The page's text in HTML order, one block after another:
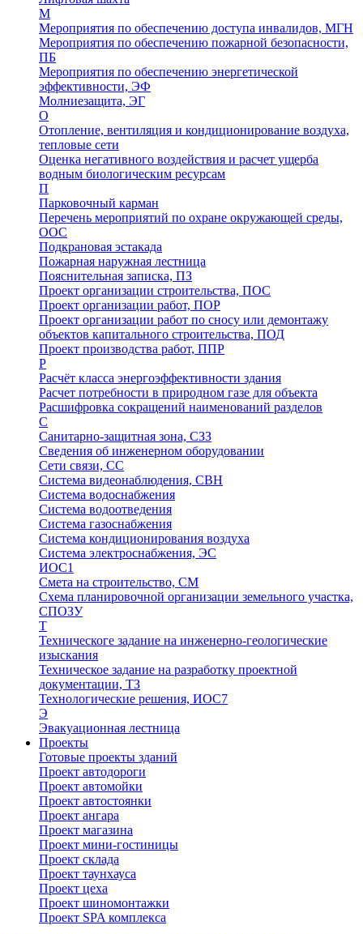
М
Мероприятия по обеспечению доступа инвалидов, МГН
Мероприятия по обеспечению пожарной безопасности,
ПБ
Мероприятия по обеспечению энергетической
эффективности, ЭФ
Молниезащита, ЭГ
О
Отопление, вентиляция и кондиционирование воздуха,
тепловые сети
Оценка негативного воздействия и расчет ущерба
водным биологическим ресурсам
П
Парковочный карман
Перечень мероприятий по охране окружающей среды,
ООС
Подкрановая эстакада
Пожарная наружная лестница
Пояснительная записка, ПЗ
Проект организации строительства, ПОС
Проект организации работ, ПОР
Проект организации работ по сносу или демонтажу
объектов капитального строительства, ПОД
Проект производства работ, ППР
Р
Расчёт класса энергоэффективности здания
Расчет потребности в природном газе для объекта
Расшифровка сокращений наименований разделов
С
Санитарно-защитная зона, СЗЗ
Сведения об инженерном оборудовании
Сети связи, СС
Система видеонаблюдения, СВН
Система водоснабжения
Система водоотведения
Система газоснабжения
Система кондиционирования воздуха
Система электроснабжения, ЭС
ИОС1
Смета на строительство, СМ
Схема планировочной организации земельного участка,
СПОЗУ
Т
Техническоге задание на инженерно-геологические
изыскания
Техническое задание на разработку проектной
документации, ТЗ
Технологические решения, ИОC7
Э
Эвакуационная лестница
Проекты
Готовые проекты зданий
Проект автодороги
Проект автомойки
Проект автостоянки
Проект ангара
Проект магазина
Проект мини-гостиницы
Проект склада
Проект таунхауса
Проект цеха
Проект шиномонтажки
Проект SPA комплекса